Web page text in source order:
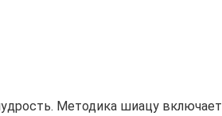
Методика шиацу включает